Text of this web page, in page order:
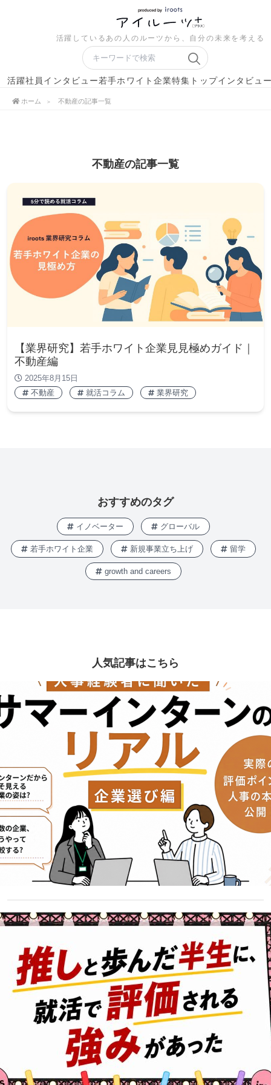
活躍しているあの人のルーツから、自分の未来を考える
活躍社員インタビュー若手ホワイト企業特集 トップインタビュ
ホーム 不動産の記事一覧
不動産の記事一覧
【業界研究】若手ホワイト企業見見極めガイド｜
不動産編
2025年8月15日
不動産
就活コラム 業界研究
おすすめのタグ
イノベーター グローバル
若手ホワイト企業 新規事業立ち上げ 留学
growth and careers
人気記事はこちら